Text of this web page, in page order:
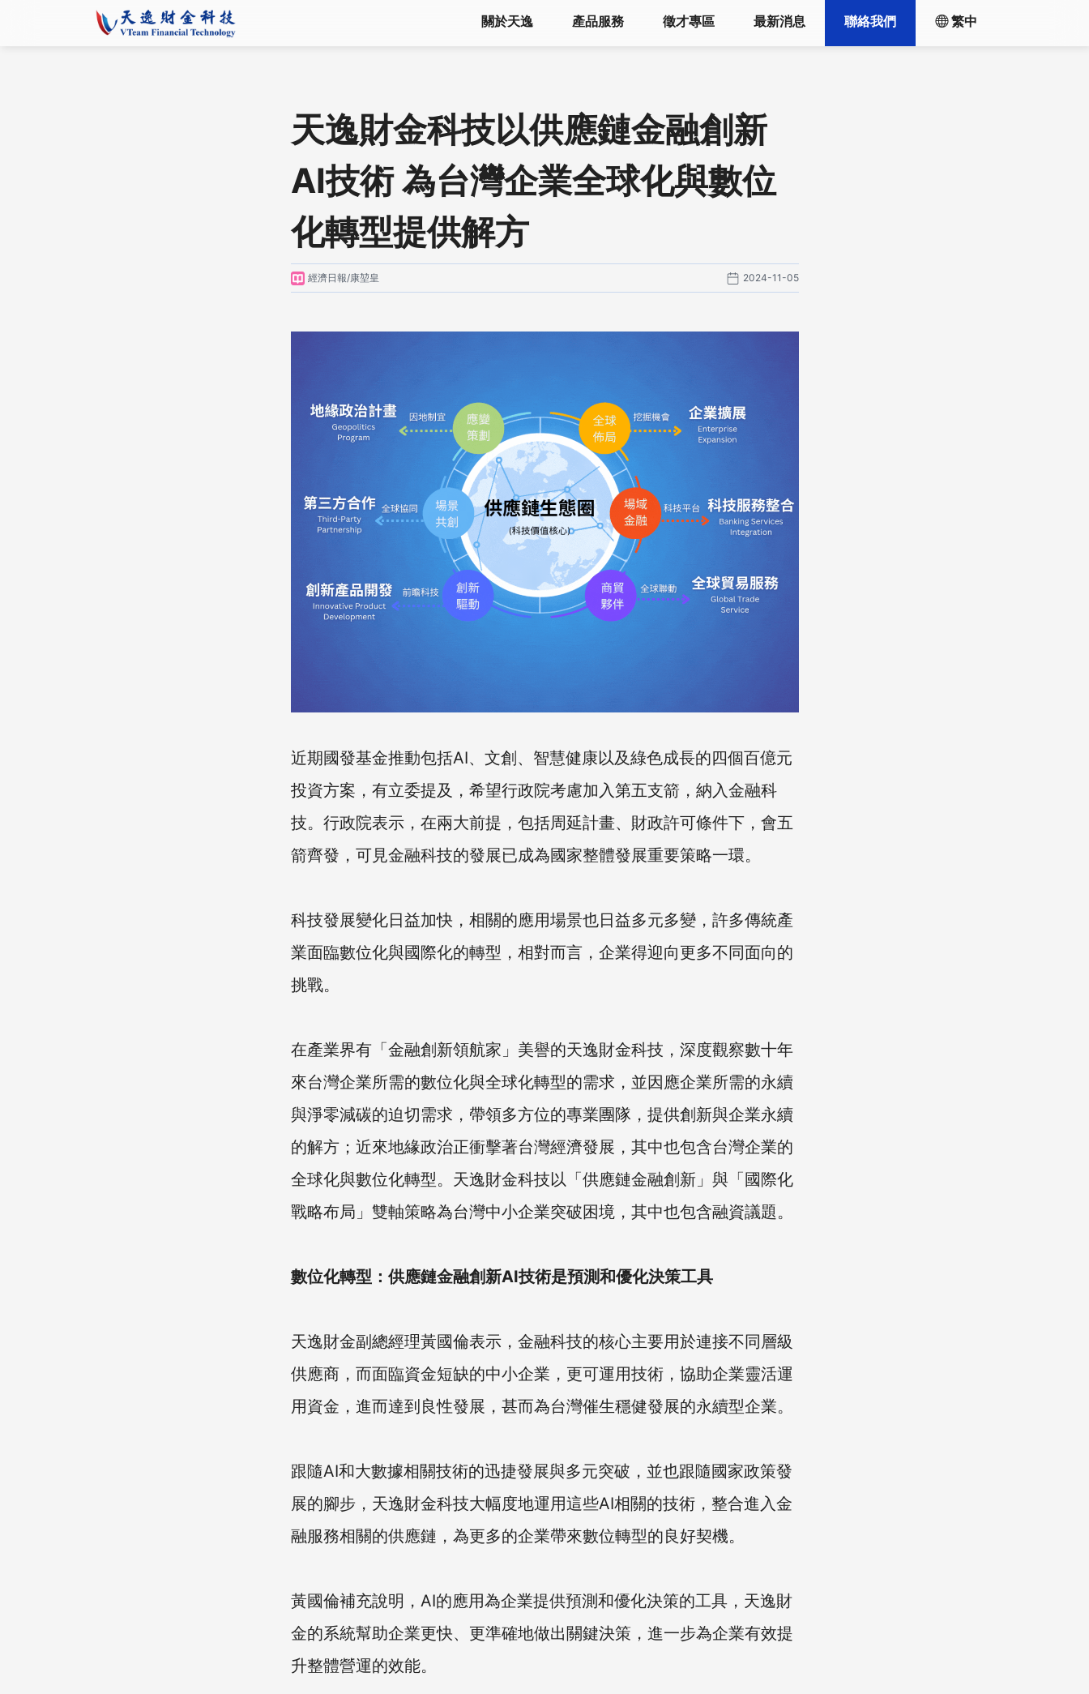
關於天逸 產品服務 徵才專區 最新消息 聯絡我們 繁中
天逸財金科技以供應鏈金融創新
AI技術 為台灣企業全球化與數位
化轉型提供解方
經濟日報/康堃皇 2024-11-05
近期國發基金推動包括AI、文創、智慧健康以及綠色成長的四個百億元
投資方案，有立委提及，希望行政院考慮加入第五支箭，納入金融科
技。行政院表示，在兩大前提，包括周延計畫、財政許可條件下，會五
箭齊發，可見金融科技的發展已成為國家整體發展重要策略一環。
科技發展變化日益加快，相關的應用場景也日益多元多變，許多傳統產
業面臨數位化與國際化的轉型，相對而言，企業得迎向更多不同面向的
挑戰。
在產業界有「金融創新領航家」美譽的天逸財金科技，深度觀察數十年
來台灣企業所需的數位化與全球化轉型的需求，並因應企業所需的永續
與淨零減碳的迫切需求，帶領多方位的專業團隊，提供創新與企業永續
的解方；近來地緣政治正衝擊著台灣經濟發展，其中也包含台灣企業的
全球化與數位化轉型。天逸財金科技以「供應鏈金融創新」與「國際化
戰略布局」雙軸策略為台灣中小企業突破困境，其中也包含融資議題。
數位化轉型：供應鏈金融創新AI技術是預測和優化決策工具
天逸財金副總經理黃國倫表示，金融科技的核心主要用於連接不同層級
供應商，而面臨資金短缺的中小企業，更可運用技術，協助企業靈活運
用資金，進而達到良性發展，甚而為台灣催生穩健發展的永續型企業。
跟隨AI和大數據相關技術的迅捷發展與多元突破，並也跟隨國家政策發
展的腳步，天逸財金科技大幅度地運用這些AI相關的技術，整合進入金
融服務相關的供應鏈，為更多的企業帶來數位轉型的良好契機。
黃國倫補充說明，AI的應用為企業提供預測和優化決策的工具，天逸財
金的系統幫助企業更快、更準確地做出關鍵決策，進一步為企業有效提
升整體營運的效能。